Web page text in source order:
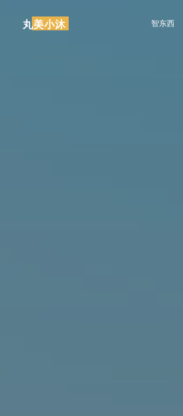
丸美小沐 智东西